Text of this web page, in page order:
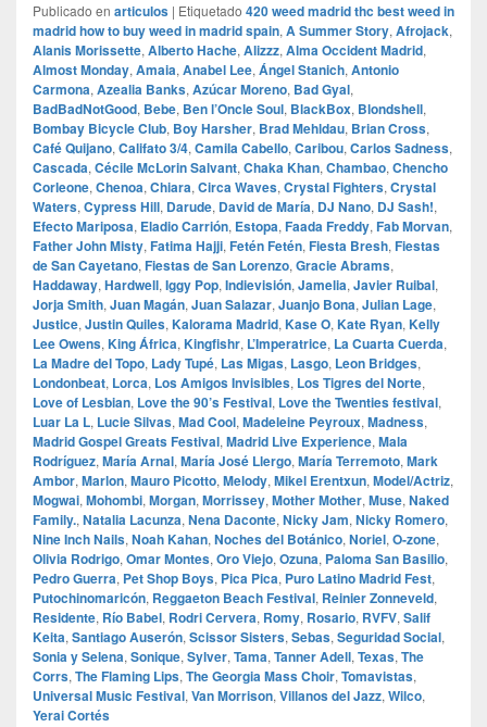
Publicado en articulos | Etiquetado 420 weed madrid thc best weed in
madrid how to buy weed in madrid spain, A Summer Story, Afrojack,
Alanis Morissette, Alberto Hache, Alizzz, Alma Occident Madrid,
Almost Monday, Amaia, Anabel Lee, Ángel Stanich, Antonio
Carmona, Azealia Banks, Azúcar Moreno, Bad Gyal,
BadBadNotGood, Bebe, Ben l’Oncle Soul, BlackBox, Blondshell,
Bombay Bicycle Club, Boy Harsher, Brad Mehldau, Brian Cross,
Café Quijano, Califato 3/4, Camila Cabello, Caribou, Carlos Sadness,
Cascada, Cécile McLorin Salvant, Chaka Khan, Chambao, Chencho
Corleone, Chenoa, Chiara, Circa Waves, Crystal Fighters, Crystal
Waters, Cypress Hill, Darude, David de María, DJ Nano, DJ Sash!,
Efecto Mariposa, Eladio Carrión, Estopa, Faada Freddy, Fab Morvan,
Father John Misty, Fatima Hajji, Fetén Fetén, Fiesta Bresh, Fiestas
de San Cayetano, Fiestas de San Lorenzo, Gracie Abrams,
Haddaway, Hardwell, Iggy Pop, Indievisión, Jamelia, Javier Ruibal,
Jorja Smith, Juan Magán, Juan Salazar, Juanjo Bona, Julian Lage,
Justice, Justin Quiles, Kalorama Madrid, Kase O, Kate Ryan, Kelly
Lee Owens, King África, Kingfishr, L’Imperatrice, La Cuarta Cuerda,
La Madre del Topo, Lady Tupé, Las Migas, Lasgo, Leon Bridges,
Londonbeat, Lorca, Los Amigos Invisibles, Los Tigres del Norte,
Love of Lesbian, Love the 90’s Festival, Love the Twenties festival,
Luar La L, Lucie Silvas, Mad Cool, Madeleine Peyroux, Madness,
Madrid Gospel Greats Festival, Madrid Live Experience, Mala
Rodríguez, María Arnal, María José Llergo, María Terremoto, Mark
Ambor, Marlon, Mauro Picotto, Melody, Mikel Erentxun, Model/Actriz,
Mogwai, Mohombi, Morgan, Morrissey, Mother Mother, Muse, Naked
Family., Natalia Lacunza, Nena Daconte, Nicky Jam, Nicky Romero,
Nine Inch Nails, Noah Kahan, Noches del Botánico, Noriel, O‑zone,
Olivia Rodrigo, Omar Montes, Oro Viejo, Ozuna, Paloma San Basilio,
Pedro Guerra, Pet Shop Boys, Pica Pica, Puro Latino Madrid Fest,
Putochinomaricón, Reggaeton Beach Festival, Reinier Zonneveld,
Residente, Río Babel, Rodri Cervera, Romy, Rosario, RVFV, Salif
Keita, Santiago Auserón, Scissor Sisters, Sebas, Seguridad Social,
Sonia y Selena, Sonique, Sylver, Tama, Tanner Adell, Texas, The
Corrs, The Flaming Lips, The Georgia Mass Choir, Tomavistas,
Universal Music Festival, Van Morrison, Villanos del Jazz, Wilco,
Yerai Cortés